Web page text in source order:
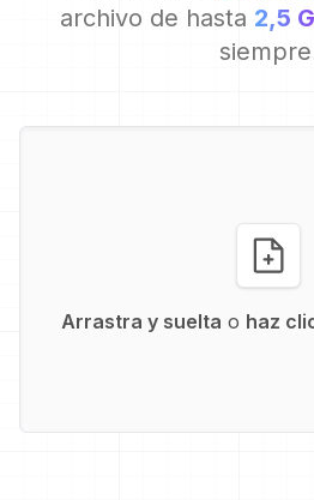
archivo de hasta 2,5
Arrastra y suelta o haz